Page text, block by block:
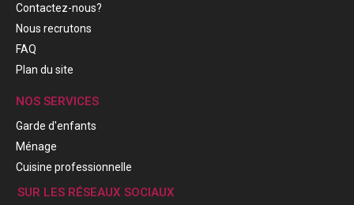
Contactez-nous?
Nous recrutons
FAQ
Plan du site
NOS SERVICES
Garde d'enfants
Ménage
Cuisine professionnelle
SUR LES RÉSEAUX SOCIAUX